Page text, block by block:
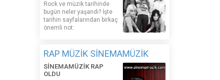
Rock ve müzik tarihinde
bugün neler yaşandı? İşte
tarihin sayfalarından birkaç
önemli not:
RAP MÜZİK SİNEMAMÜZİK
SİNEMAMÜZİK RAP
OLDU